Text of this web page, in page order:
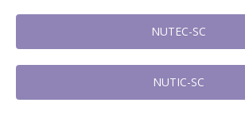
NUTEC-SC
NUTIC-SC